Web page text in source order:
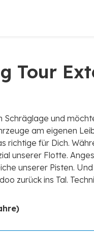
Tour
Schräglage und
am eigenen
richtige für Dich.
unserer Flotte.
unserer Pisten.
zurück ins Tal.